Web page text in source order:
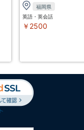
福岡県
英語・英会話
￥2500